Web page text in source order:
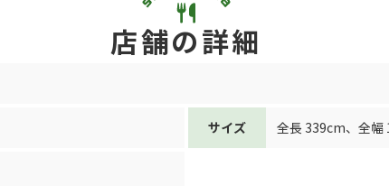
店舗の詳細
サイズ 全長 339cm、 全幅